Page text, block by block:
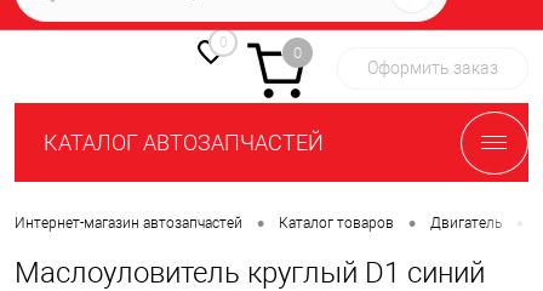
0
0
Оформить заказ
КАТАЛОГ АВТОЗАПЧАСТЕЙ
Интернет-магазин автозапчастей • Каталог товаров • Двигатель
Маслоуловитель круглый D1 синий